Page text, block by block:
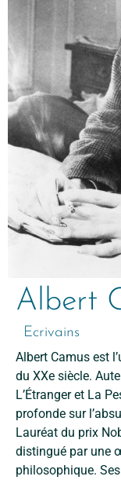
Albert
Ecrivains
Albert Camus est
du XXe siècle.
L’Étranger et La
profonde sur
Lauréat du prix
distingué par une
philosophique.